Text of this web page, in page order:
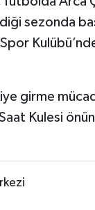
sezonda
girme
Kulesi